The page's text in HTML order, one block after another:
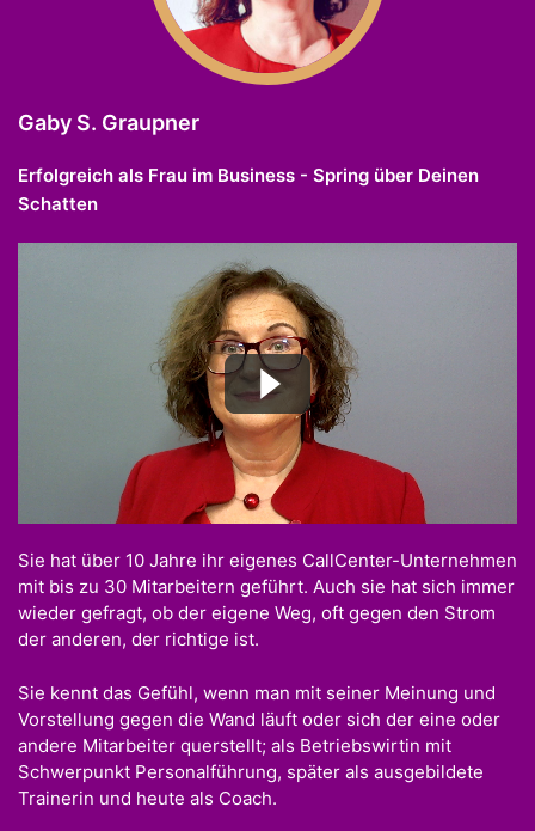
Gaby S. Graupner
Erfolgreich als Frau im Business - Spring über Deinen
Schatten​
Sie hat über 10 Jahre ihr eigenes CallCenter-Unternehmen
mit bis zu 30 Mitarbeitern geführt. Auch sie hat sich immer
wieder gefragt, ob der eigene Weg, oft gegen den Strom
der anderen, der richtige ist.
Sie kennt das Gefühl, wenn man mit seiner Meinung und
Vorstellung gegen die Wand läuft oder sich der eine oder
andere Mitarbeiter querstellt; als Betriebswirtin mit
Schwerpunkt Personalführung, später als ausgebildete
Trainerin und heute als Coach.